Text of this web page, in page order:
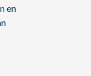
en